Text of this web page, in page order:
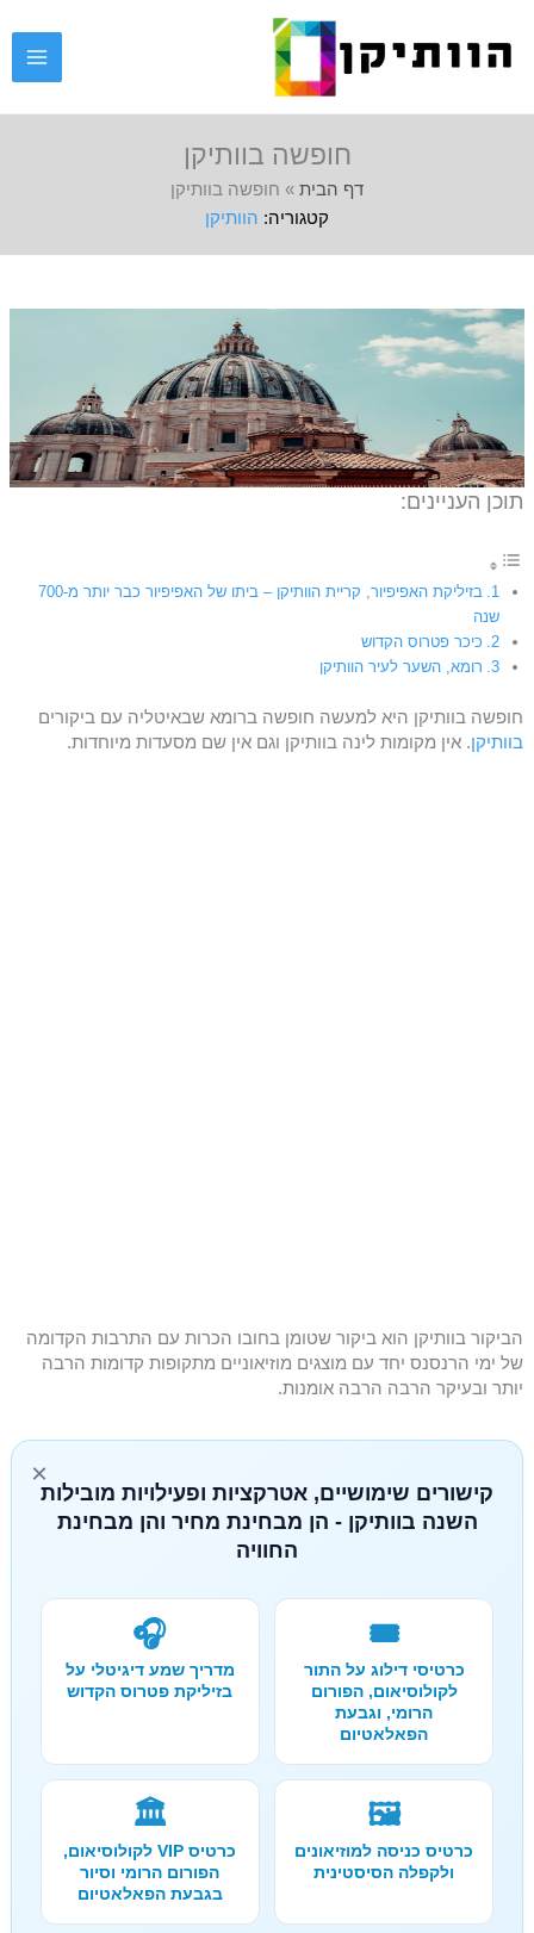
חופשה בוותיקן
דף הבית » חופשה בוותיקן
הוותיקן
תוכן העניינים:
בזיליקת האפיפיור, קריית הוותיקן – ביתו של האפיפיור כבר יותר מ-700
שנה
כיכר פטרוס הקדוש
רומא, השער לעיר הוותיקן
חופשה בוותיקן היא למעשה חופשה ברומא שבאיטליה עם ביקורים
בוותיקן. אין מקומות לינה בוותיקן וגם אין שם מסעדות מיוחדות.
הביקור בוותיקן הוא ביקור שטומן בחובו הכרות עם התרבות הקדומה
של ימי הרנסנס יחד עם מוצגים מוזיאוניים מתקופות קדומות הרבה
יותר ובעיקר הרבה הרבה אומנות.
×
קישורים שימושיים, אטרקציות ופעילויות מובילות
השנה בוותיקן - הן מבחינת מחיר והן מבחינת
החוויה
🎟️
כרטיסי דילוג על התור
לקולוסיאום, הפורום
הרומי, וגבעת
הפאלאטיום
🎧
מדריך שמע דיגיטלי על
בזיליקת פטרוס הקדוש
🖼️
כרטיס כניסה למוזיאונים
ולקפלה הסיסטינית
🏛️
כרטיס VIP לקולוסיאום,
הפורום הרומי וסיור
בגבעת הפאלאטיום